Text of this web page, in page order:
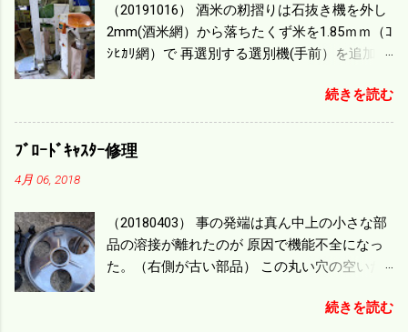
などのバランスの問題で 今の機種で満足してい
る。 というより買った時はまだ耕作面積が少な
く手が出せ 無かったのが本音だ。 4条刈りでも
度は乗ってみたいと思う。 町内では5条刈りの
100㎰で作業する人がいる。 秋作業は儲かると
いうのが定説だが 本当のところは知る由もな
（20191016） 酒米の籾摺りは石抜き機を外し
2mm(酒米網）から落ちたくず米を1.85ｍｍ（ｺ
ｼﾋｶﾘ網）で 再選別する選別機(手前）を追加す
ず米より2倍近い値段になる。 後で選別するの
には手間がかかるので 一度に選別するやり方
を随分前からこの方式にした。 今年は酒米30
㎏を40袋したところで未熟が3袋出る。 1.85ｍ
めるほど忙しい。 広島県の作況指数は98だと
いう。 実感としては90が正しいと思うが こん
な年はくず米が多い。 食協という米を扱う会
と8月の酷暑、あげくウンカの被害と トリプル
続きを読む
ﾌﾞﾛｰﾄﾞｷｬｽﾀｰ修理
4月 06, 2018
（20180403） 事の発端は真ん中上の小さな部
品の溶接が離れたのが 原因で機能不全になっ
た。（右側が古い部品） この丸い穴の空いた
下を調整するシャッターになっている。 シャ
続きを読む